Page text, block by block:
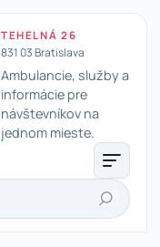
TEHELNÁ 26
831 03 Bratislava
Ambulancie, služby a
informácie pre
návštevníkov na
jednom mieste.
Hľadať